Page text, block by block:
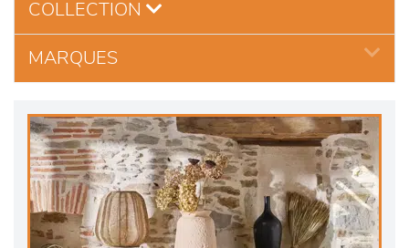
COLLECTION
MARQUES